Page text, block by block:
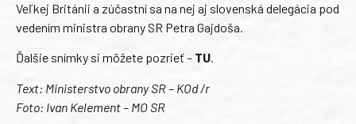
Veľkej Británii a zúčastní sa na nej aj slovenská delegácia pod
vedením ministra obrany SR Petra Gajdoša.
Ďalšie snímky si môžete pozrieť – TU.
Text: Ministerstvo obrany SR – KOd /r
Foto: Ivan Kelement – MO SR